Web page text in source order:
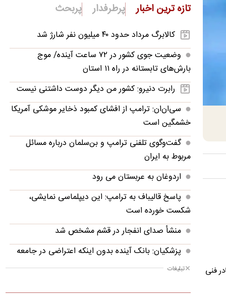
نشان می‌دهد کادر فنی
تازه ترین اخبار پرطرفدار پربحث
کالابرگ مرداد حدود ۴۰‌ میلیون نفر شارژ شد
وضعیت جوی کشور در ۷۲ ساعت آینده/ موج
بارش‌های تابستانه در راه ۱۱ استان
رابرت دنیرو: کشور من دیگر دوست داشتنی نیست
سی‌ان‌ان: ترامپ از افشای کمبود ذخایر موشکی آمریکا
خشمگین است
گفت‌وگوی تلفنی ترامپ و بن‌سلمان درباره مسائل
مربوط به ایران
اردوغان به عربستان می رود
پاسخ قالیباف به ترامپ: این دیپلماسی نمایشی،
شکست خورده است
منشأ صدای انفجار در قشم مشخص شد
پزشکیان: بانک آینده بدون اینکه اعتراضی در جامعه
شکل بگیرد، بسته شد
تبلیغات